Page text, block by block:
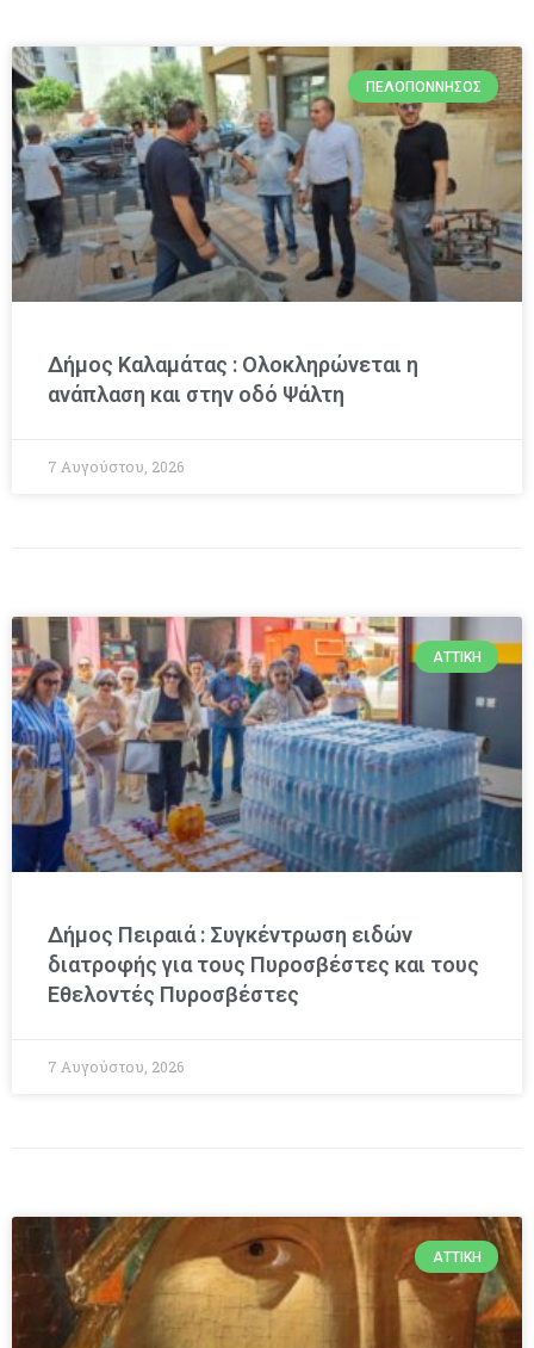
ΠΕΛΟΠΌΝΝΗΣΟΣ
Δήμος Καλαμάτας : Ολοκληρώνεται η
ανάπλαση και στην οδό Ψάλτη
7 Αυγούστου, 2026
ΑΤΤΙΚΉ
Δήμος Πειραιά : Συγκέντρωση ειδών
διατροφής για τους Πυροσβέστες και τους
Εθελοντές Πυροσβέστες
7 Αυγούστου, 2026
ΑΤΤΙΚΉ